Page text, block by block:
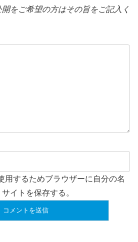
ご希望の方はその旨をご記入く
用するためブラウザーに自分の名
イトを保存する。